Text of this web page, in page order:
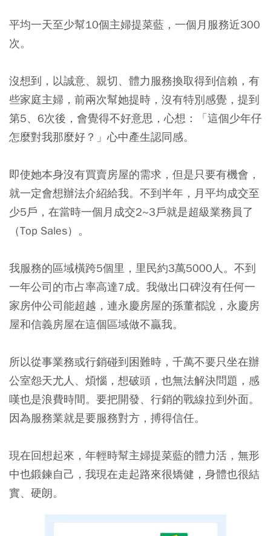
平均一天至少幫10個主婦提菜藍，一個月服務近300
次。
沒想到，以誠意、親切、體力服務換取得到信賴，有
些家庭主婦，前兩次幫她提時，沒有特別感覺，提到
第5、6次後，會覺得不好意思，心想：「這個少年仔
怎麼對我那麼好？」心中產生認同感。
即使她本身沒有買賣房屋的需求，但是只要有機會，
就一定會想辦法介紹給我。不到半年，月平均成交至
少5戶，在當時一個月成交2~3戶就是超級業務員了
（Top Sales）。
我服務的區域橫跨5個里，里民約3萬5000人。不到
一年公司的市占率高達7成。我做出口碑沒有任何一
家房仲公司能超越，連永慶房屋的孫董都說，永慶房
屋和信義房屋在這個區域做不贏我。
所以從事業務或行銷碰到困難時，千萬不要只坐在辦
公室怨天尤人、煩惱，想破頭，也無法解決問題，感
嘆也是浪費時間。要把開發、行銷的戰線拉到外面。
因為服務業就是要服務對方，搏得信任。
現在回想起來，年輕時幫主婦提菜藍的體力活，無形
中也鍛鍊自己，我現在走起路來很矯健，身體也很結
實、硬朗。